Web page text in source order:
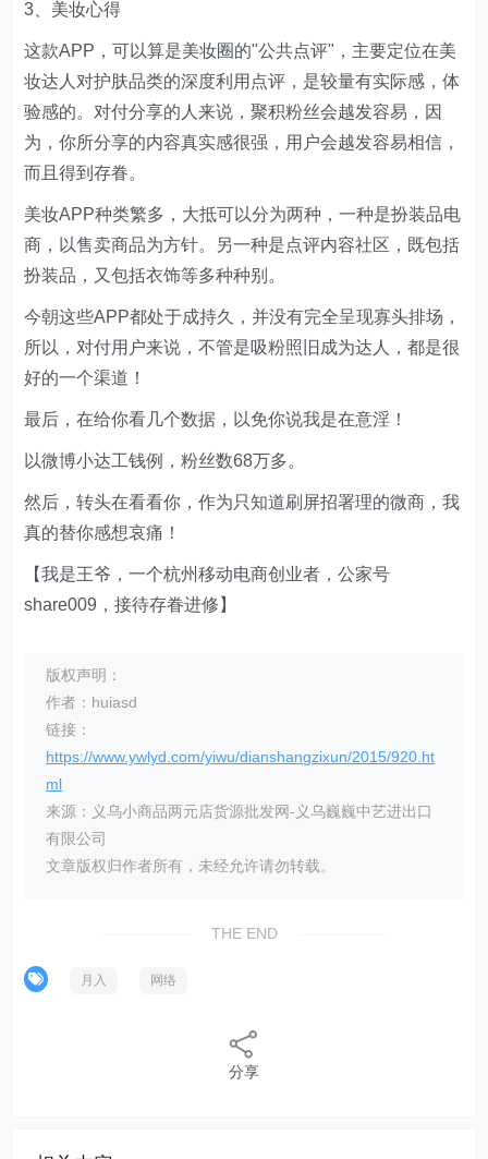
3、美妆心得
这款APP，可以算是美妆圈的"公共点评"，主要定位在美
妆达人对护肤品类的深度利用点评，是较量有实际感，体
验感的。对付分享的人来说，聚积粉丝会越发容易，因
为，你所分享的内容真实感很强，用户会越发容易相信，
而且得到存眷。
美妆APP种类繁多，大抵可以分为两种，一种是扮装品电
商，以售卖商品为方针。另一种是点评内容社区，既包括
扮装品，又包括衣饰等多种种别。
今朝这些APP都处于成持久，并没有完全呈现寡头排场，
所以，对付用户来说，不管是吸粉照旧成为达人，都是很
好的一个渠道！
最后，在给你看几个数据，以免你说我是在意淫！
以微博小达工钱例，粉丝数68万多。
然后，转头在看看你，作为只知道刷屏招署理的微商，我
真的替你感想哀痛！
【我是王爷，一个杭州移动电商创业者，公家号
share009，接待存眷进修】
版权声明：
作者：huiasd
链接：
https://www.ywlyd.com/yiwu/dianshangzixun/2015/920.ht
ml
来源：义乌小商品两元店货源批发网-义乌巍巍中艺进出口
有限公司
文章版权归作者所有，未经允许请勿转载。
THE END
月入 网络
分享